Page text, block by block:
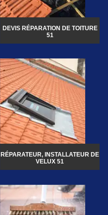
DEVIS RÉPARATION DE TOITURE
51
RÉPARATEUR, INSTALLATEUR DE
VELUX 51